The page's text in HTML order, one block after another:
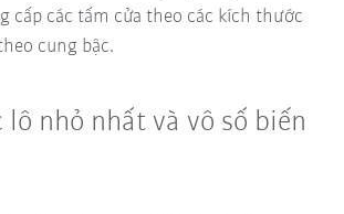
cấp các tấm cửa theo các kích thước
cung bậc.
nhỏ nhất và vô số biến